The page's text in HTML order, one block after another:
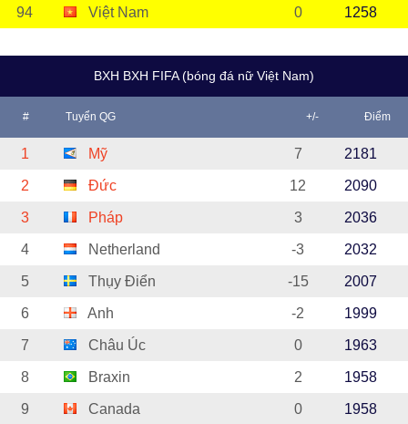
94 Việt Nam 0 1258
BXH BXH FIFA (bóng đá nữ Việt Nam)
# Tuyển QG +/- Điểm
1 Mỹ 7 2181
2 Đức 12 2090
3 Pháp 3 2036
4 Netherland -3 2032
5 Thụy Điển -15 2007
6 Anh -2 1999
7 Châu Úc 0 1963
8 Braxin 2 1958
9 Canada 0 1958